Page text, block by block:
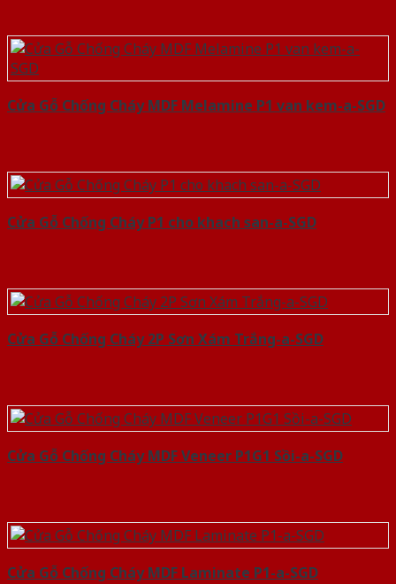
Cửa Gỗ Chống Cháy MDF Melamine P1 van kem-a-SGD
Cửa Gỗ Chống Cháy P1 cho khach san-a-SGD
Cửa Gỗ Chống Cháy 2P Sơn Xám Trắng-a-SGD
Cửa Gỗ Chống Cháy MDF Veneer P1G1 Sồi-a-SGD
Cửa Gỗ Chống Cháy MDF Laminate P1-a-SGD